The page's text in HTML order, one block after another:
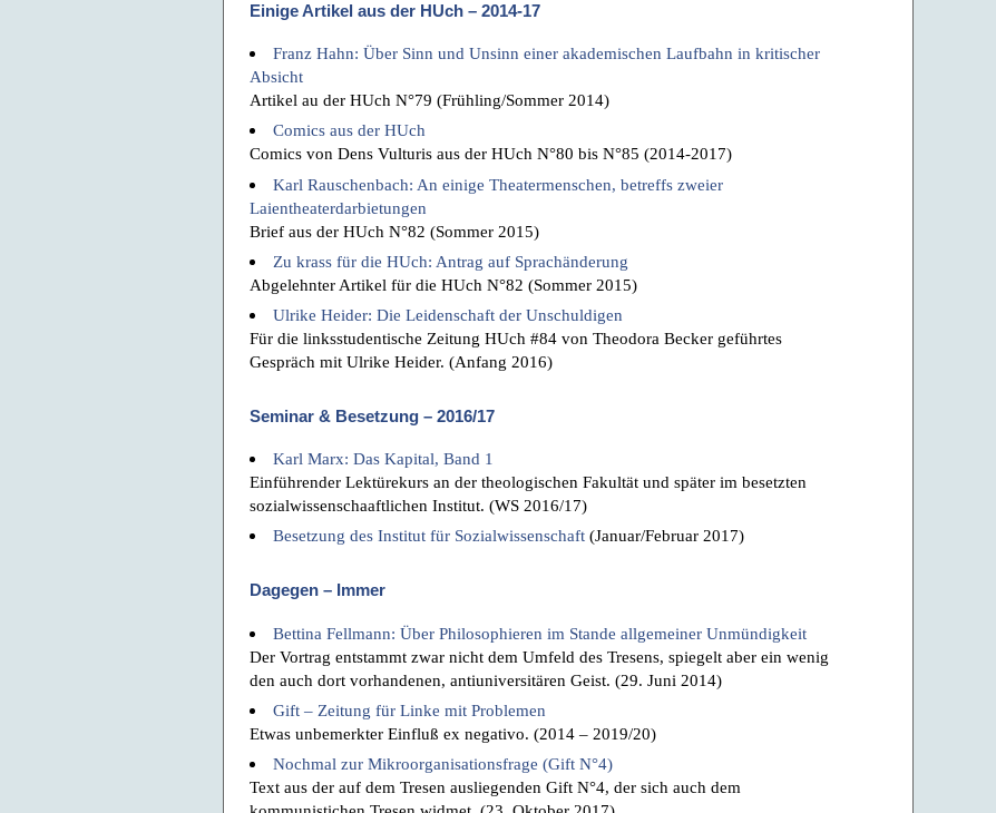
Einige Artikel aus der HUch – 2014-17
Franz Hahn: Über Sinn und Unsinn einer akademischen Laufbahn in kritischer
Absicht
Artikel au der HUch N°79 (Frühling/Sommer 2014)
Comics aus der HUch
Comics von Dens Vulturis aus der HUch N°80 bis N°85 (2014-2017)
Karl Rauschenbach: An einige Theatermenschen, betreffs zweier
Laientheaterdarbietungen
Brief aus der HUch N°82 (Sommer 2015)
Zu krass für die HUch: Antrag auf Sprachänderung
Abgelehnter Artikel für die HUch N°82 (Sommer 2015)
Ulrike Heider: Die Leidenschaft der Unschuldigen
Für die linksstudentische Zeitung HUch #84 von Theodora Becker geführtes
Gespräch mit Ulrike Heider. (Anfang 2016)
Seminar & Besetzung – 2016/17
Karl Marx: Das Kapital, Band 1
Einführender Lektürekurs an der theologischen Fakultät und später im besetzten
sozialwissenschaaftlichen Institut. (WS 2016/17)
Besetzung des Institut für Sozialwissenschaft (Januar/Februar 2017)
Dagegen – Immer
Bettina Fellmann: Über Philosophieren im Stande allgemeiner Unmündigkeit
Der Vortrag entstammt zwar nicht dem Umfeld des Tresens, spiegelt aber ein wenig
den auch dort vorhandenen, antiuniversitären Geist. (29. Juni 2014)
Gift – Zeitung für Linke mit Problemen
Etwas unbemerkter Einfluß ex negativo. (2014 – 2019/20)
Nochmal zur Mikroorganisationsfrage (Gift N°4)
Text aus der auf dem Tresen ausliegenden Gift N°4, der sich auch dem